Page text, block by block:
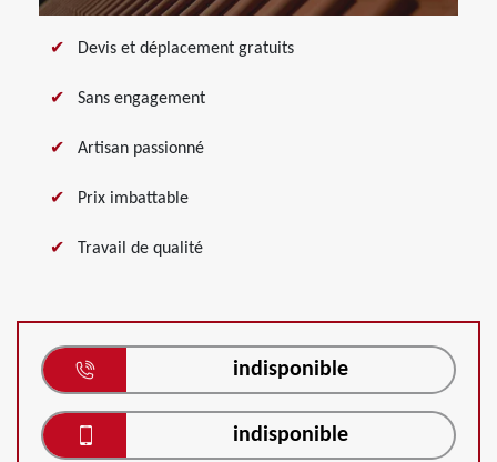
Devis et déplacement gratuits
Sans engagement
Artisan passionné
Prix imbattable
Travail de qualité
indisponible
indisponible